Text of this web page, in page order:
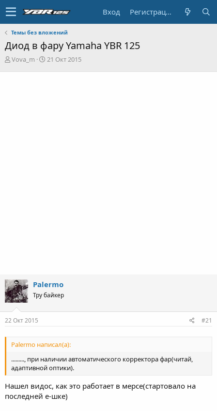
Вход Регистрация
Темы без вложений
Диод в фару Yamaha YBR 125
А
Vova_m
Д
21 Окт 2015
Palermo
Тру байкер
22 Окт 2015 #21
Palermo написал(а):
........., при наличии автоматического корректора фар(читай,
адаптивной оптики).
Нашел видос, как это работает в мерсе(стартовало на
последней е-шке)